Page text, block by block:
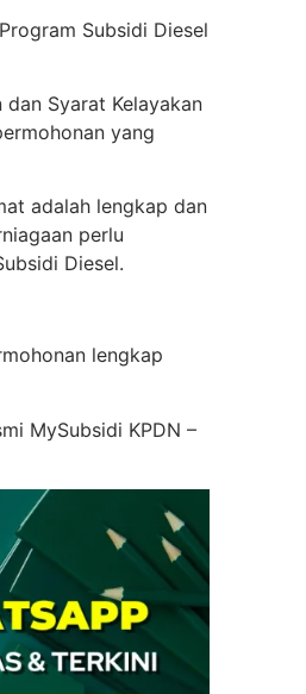
Subsidi Diesel
Syarat Kelayakan
yang
adalah lengkap dan
perlu
Diesel.
lengkap
MySubsidi KPDN –